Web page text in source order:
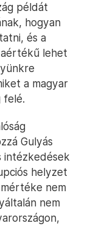
példát
hogyan
és a
lehet
a magyar
felé.
Gulyás
intézkedések
helyzet
nem
nem